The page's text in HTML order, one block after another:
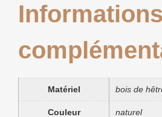
Informations
Matériel bois de
Couleur naturel